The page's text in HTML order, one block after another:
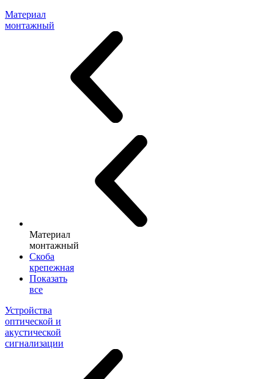
Материал
монтажный
Материал
монтажный
Скоба
крепежная
Показать
все
Устройства
оптической и
акустической
сигнализации